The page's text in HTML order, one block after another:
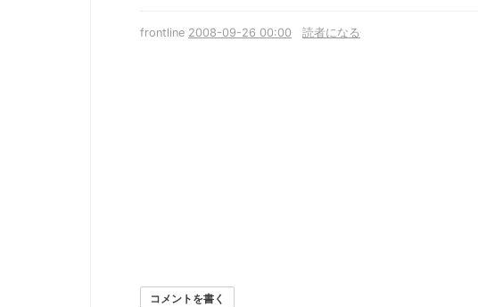
frontline 2008-09-26 00:00 読者になる
コメントを書く